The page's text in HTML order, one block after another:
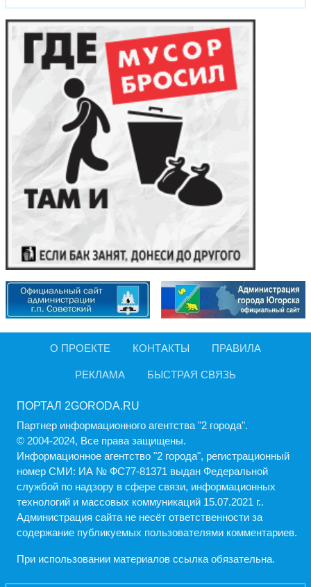
О ПРОЕКТЕ КОНТАКТЫ ПРАВИЛА
РЕКЛАМА БЫСТРАЯ СВЯЗЬ
ПОРТАЛ 2GORODA.RU
Партнер информационного агентства "2 города".
© 2004-2024, Все права защищены.
Информационное агентство "2 города", регистрационный
номер СМИ: ИА № ФС77-81371 выдан Федеральной
службой по надзору в сфере связи, информационных
технологий и массовых коммуникаций 15.07.2021 г..
Администрация cайта не несёт ответственности за
содержание публикуемых пользователями комментариев.
При использовании материалов ссылка обязательна.